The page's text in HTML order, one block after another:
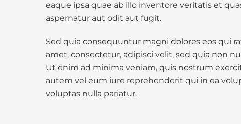
eaque ipsa quae ab illo inventore veritatis et
aspernatur aut odit aut fugit.
Sed quia consequuntur magni dolores eos qui
amet, consectetur, adipisci velit, sed quia non
Ut enim ad minima veniam, quis nostrum
autem vel eum iure reprehenderit qui in ea
voluptas nulla pariatur.